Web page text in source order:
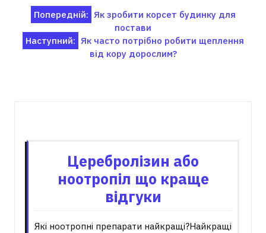
Навігація
записів
Попередній: Як зробити корсет будинку для
постави
Наступний: Як часто потрібно робити щеплення
від кору дорослим?
Церебролізин або
ноотропіл що краще
відгуки
Які ноотропні препарати найкращі?Найкращі